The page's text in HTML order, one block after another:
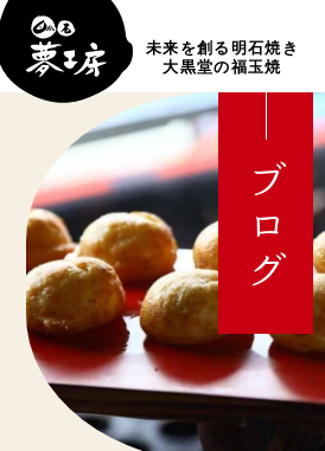
未来を創る明石焼き
大黒堂の福玉焼
ブログ